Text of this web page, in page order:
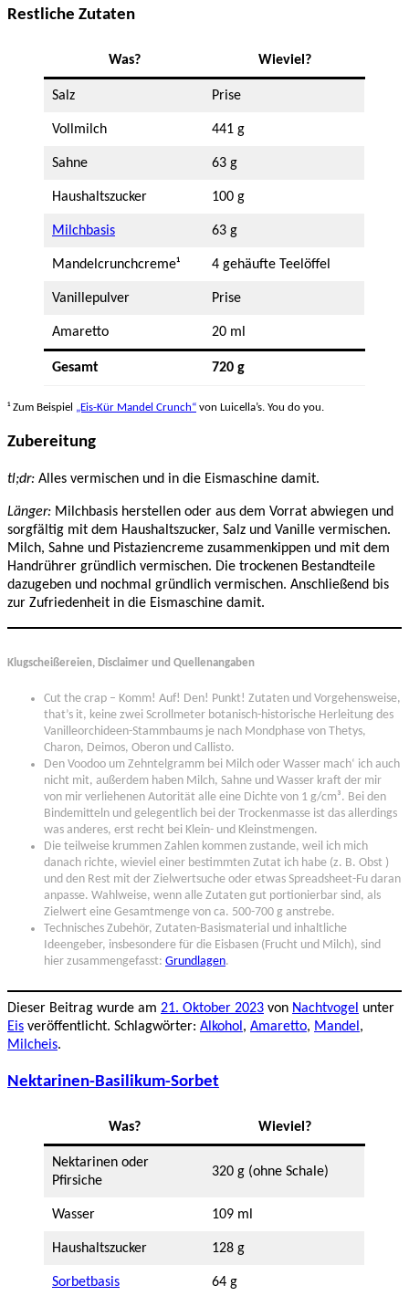
Restliche Zutaten
Was? Wieviel?
Salz Prise
Vollmilch 441 g
Sahne 63 g
Haushaltszucker 100 g
Milchbasis 63 g
Mandelcrunchcreme¹ 4 gehäufte Teelöffel
Vanillepulver Prise
Amaretto 20 ml
Gesamt 720 g
¹ Zum Beispiel „Eis-Kür Mandel Crunch“ von Luicella’s. You do you.
Zubereitung
tl;dr: Alles vermischen und in die Eismaschine damit.
Länger: Milchbasis herstellen oder aus dem Vorrat abwiegen und
sorgfältig mit dem Haushaltszucker, Salz und Vanille vermischen.
Milch, Sahne und Pistaziencreme zusammenkippen und mit dem
Handrührer gründlich vermischen. Die trockenen Bestandteile
dazugeben und nochmal gründlich vermischen. Anschließend bis
zur Zufriedenheit in die Eismaschine damit.
Klugscheißereien, Disclaimer und Quellenangaben
Cut the crap – Komm! Auf! Den! Punkt! Zutaten und Vorgehensweise,
that’s it, keine zwei Scrollmeter botanisch-historische Herleitung des
Vanilleorchideen-Stammbaums je nach Mondphase von Thetys,
Charon, Deimos, Oberon und Callisto.
Den Voodoo um Zehntelgramm bei Milch oder Wasser mach‘ ich auch
nicht mit, außerdem haben Milch, Sahne und Wasser kraft der mir
von mir verliehenen Autorität alle eine Dichte von 1 g/cm³. Bei den
Bindemitteln und gelegentlich bei der Trockenmasse ist das allerdings
was anderes, erst recht bei Klein- und Kleinstmengen.
Die teilweise krummen Zahlen kommen zustande, weil ich mich
danach richte, wieviel einer bestimmten Zutat ich habe (z. B. Obst )
und den Rest mit der Zielwertsuche oder etwas Spreadsheet-Fu daran
anpasse. Wahlweise, wenn alle Zutaten gut portionierbar sind, als
Zielwert eine Gesamtmenge von ca. 500-700 g anstrebe.
Technisches Zubehör, Zutaten-Basismaterial und inhaltliche
Ideengeber, insbesondere für die Eisbasen (Frucht und Milch), sind
hier zusammengefasst: Grundlagen.
Dieser Beitrag wurde am 21. Oktober 2023 von Nachtvogel unter
Eis veröffentlicht. Schlagwörter: Alkohol, Amaretto, Mandel,
Milcheis.
Nektarinen-Basilikum-Sorbet
Was? Wieviel?
Nektarinen oder
Pfirsiche
320 g (ohne Schale)
Wasser 109 ml
Haushaltszucker 128 g
Sorbetbasis 64 g